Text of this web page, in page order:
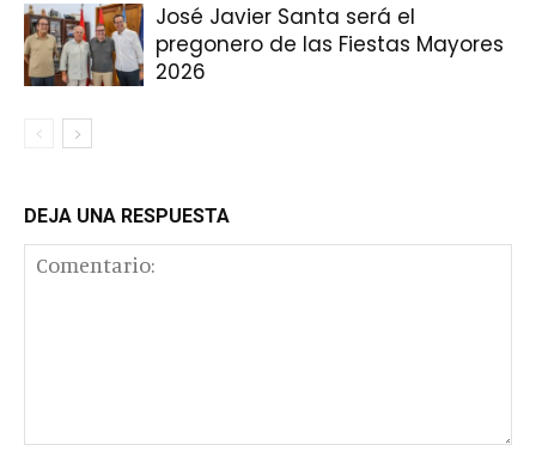
José Javier Santa será el
pregonero de las Fiestas Mayores
2026
DEJA UNA RESPUESTA